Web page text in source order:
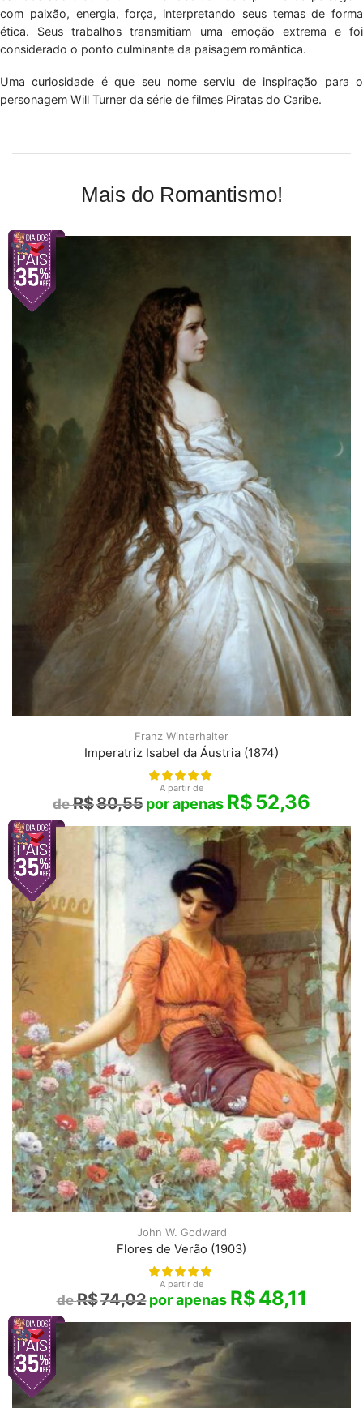
com paixão, energia, força, interpretando seus temas de forma
ética. Seus trabalhos transmitiam uma emoção extrema e foi
considerado o ponto culminante da paisagem romântica.
Uma curiosidade é que seu nome serviu de inspiração para o
personagem Will Turner da série de filmes Piratas do Caribe.
Mais do Romantismo!
Franz Winterhalter
Imperatriz Isabel da Áustria (1874)
A partir de
R$80,55 R$52,36
John W. Godward
Flores de Verão (1903)
A partir de
R$74,02 R$48,11